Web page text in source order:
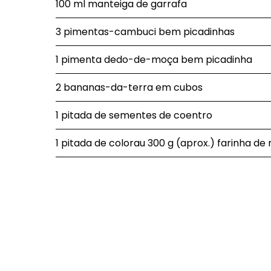
100 ml manteiga de garrafa
3 pimentas-cambuci bem picadinhas
1 pimenta dedo-de-moça bem picadinha
2 bananas-da-terra em cubos
1 pitada de sementes de coentro
1 pitada de colorau 300 g (aprox.) farinha de